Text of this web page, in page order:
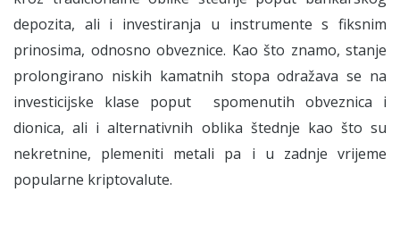
depozita, ali i investiranja u instrumente s fiksnim
prinosima, odnosno obveznice. Kao što znamo, stanje
prolongirano niskih kamatnih stopa odražava se na
investicijske klase poput spomenutih obveznica i
dionica, ali i alternativnih oblika štednje kao što su
nekretnine, plemeniti metali pa i u zadnje vrijeme
popularne kriptovalute.